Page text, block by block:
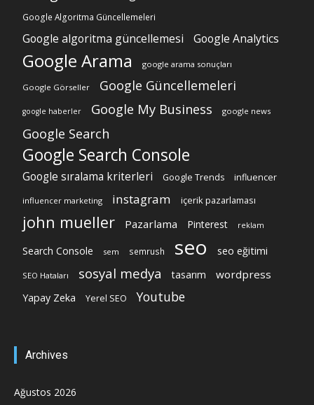
Google Algoritma Güncellemeleri
Google algoritma güncellemesi Google Analytics
Google Arama google arama sonuçları
Google Görseller Google Güncellemeleri
google haberler Google My Business google news
Google Search
Google Search Console
Google sıralama kriterleri Google Trends influencer
influencer marketing instagram içerik pazarlaması
john mueller Pazarlama Pinterest reklam
Search Console sem semrush seo seo eğitimi
SEO Hataları sosyal medya tasarım wordpress
Yapay Zeka Yerel SEO Youtube
Archives
Ağustos 2026